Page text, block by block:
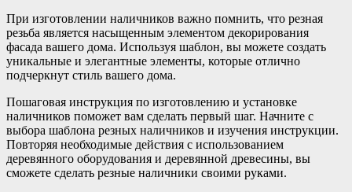
При изготовлении наличников важно помнить, что резная
резьба является насыщенным элементом декорирования
фасада вашего дома. Используя шаблон, вы можете создать
уникальные и элегантные элементы, которые отлично
подчеркнут стиль вашего дома.
Пошаговая инструкция по изготовлению и установке
наличников поможет вам сделать первый шаг. Начните с
выбора шаблона резных наличников и изучения инструкции.
Повторяя необходимые действия с использованием
деревянного оборудования и деревянной древесины, вы
сможете сделать резные наличники своими руками.